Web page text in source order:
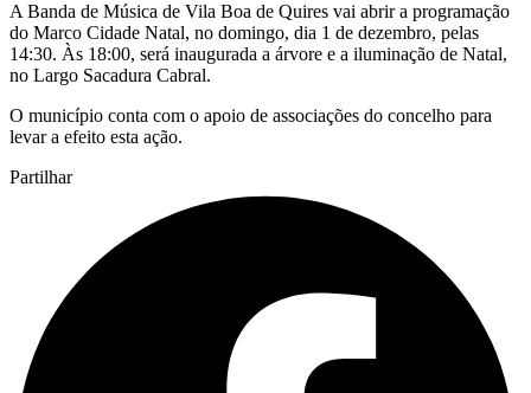
A Banda de Música de Vila Boa de Quires vai abrir a programação
do Marco Cidade Natal, no domingo, dia 1 de dezembro, pelas
14:30. Às 18:00, será inaugurada a árvore e a iluminação de Natal,
no Largo Sacadura Cabral.
O município conta com o apoio de associações do concelho para
levar a efeito esta ação.
Partilhar